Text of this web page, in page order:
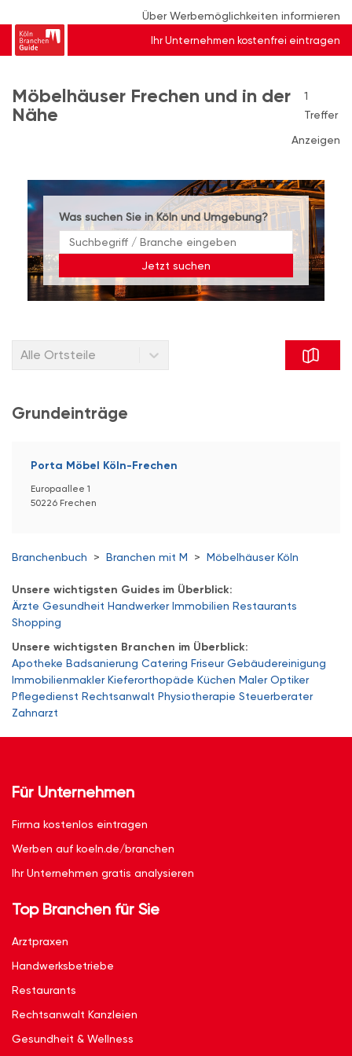
Über Werbemöglichkeiten informieren
Ihr Unternehmen kostenfrei eintragen
Möbelhäuser Frechen und in der
Nähe
1
Treffer
Anzeigen
Was suchen Sie in Köln und Umgebung?
Jetzt suchen
Alle Ortsteile
Grundeinträge
Porta Möbel Köln-Frechen
Europaallee 1
50226 Frechen
Branchenbuch > Branchen mit M > Möbelhäuser Köln
Unsere wichtigsten Guides im Überblick:
Ärzte Gesundheit Handwerker Immobilien Restaurants
Shopping
Unsere wichtigsten Branchen im Überblick:
Apotheke Badsanierung Catering Friseur Gebäudereinigung
Immobilienmakler Kieferorthopäde Küchen Maler Optiker
Pflegedienst Rechtsanwalt Physiotherapie Steuerberater
Zahnarzt
Für Unternehmen
Firma kostenlos eintragen
Werben auf koeln.de/branchen
Ihr Unternehmen gratis analysieren
Top Branchen für Sie
Arztpraxen
Handwerksbetriebe
Restaurants
Rechtsanwalt Kanzleien
Gesundheit & Wellness